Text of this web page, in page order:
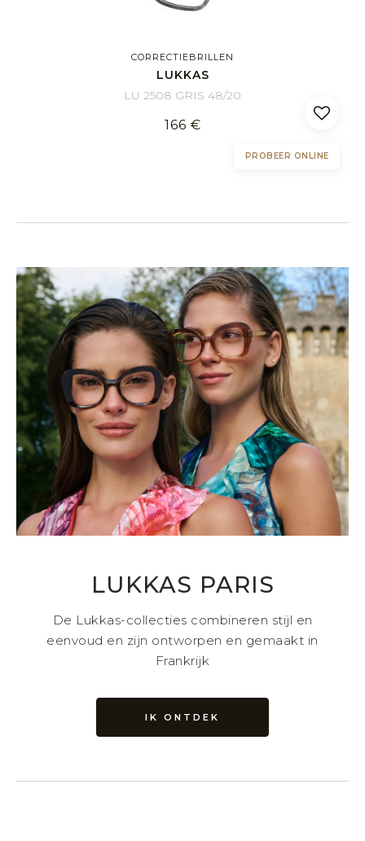
CORRECTIEBRILLEN
LUKKAS
LU 2508 GRIS 48/20
166 €
PROBEER ONLINE
LUKKAS PARIS
De Lukkas-collecties combineren stijl en
eenvoud en zijn ontworpen en gemaakt in
Frankrijk
IK ONTDEK